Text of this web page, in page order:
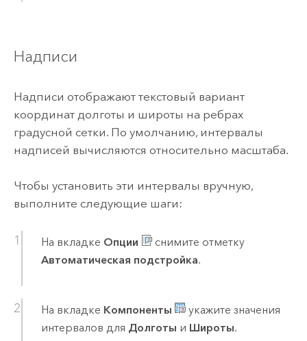
Надписи
Надписи отображают текстовый вариант
координат долготы и широты на ребрах
градусной сетки. По умолчанию, интервалы
надписей вычисляются относительно масштаба.
Чтобы установить эти интервалы вручную,
выполните следующие шаги:
На вкладке Опции
снимите отметку
Автоматическая подстройка.
На вкладке Компоненты
укажите значения
интервалов для Долготы и Широты.